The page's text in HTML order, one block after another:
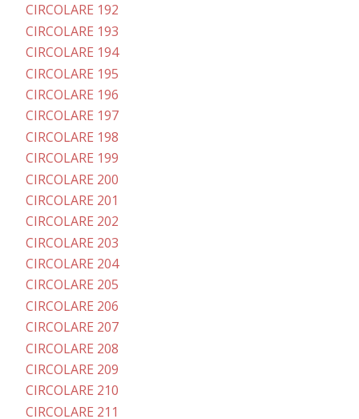
CIRCOLARE 192
CIRCOLARE 193
CIRCOLARE 194
CIRCOLARE 195
CIRCOLARE 196
CIRCOLARE 197
CIRCOLARE 198
CIRCOLARE 199
CIRCOLARE 200
CIRCOLARE 201
CIRCOLARE 202
CIRCOLARE 203
CIRCOLARE 204
CIRCOLARE 205
CIRCOLARE 206
CIRCOLARE 207
CIRCOLARE 208
CIRCOLARE 209
CIRCOLARE 210
CIRCOLARE 211